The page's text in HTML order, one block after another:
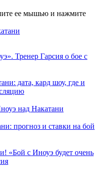
ее мышью и нажмите
Тренер Гарсия о бое с
дата, кард шоу, где и
над Накатани
прогноз и ставки на бой
«Бой с Иноуэ будет очень